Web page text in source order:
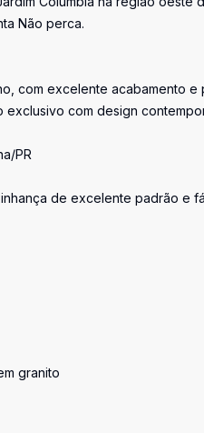
Não perca.
com excelente acabamento
exclusivo com design
PR
de excelente padrão e
granito